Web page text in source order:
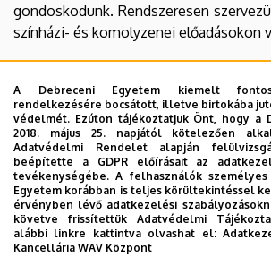
gondoskodunk. Rendszeresen
színházi- és komolyzenei előadásokon
Ösztöndíj, egyéb díjazás:
A szakkollégium a kiemelkedő
diákjai részvételét támogatja
nemzetközi konferenciákon.
Emellett számos szabadidős és
invitáljuk a hallgatókat: minden
veszünk részt, színház- és
látogatunk meg.
A Debreceni Egyetem kiemelt
rendelkezésére bocsátott, illetve birtokába
védelmét. Ezúton tájékoztatjuk Önt, hogy a
2018. május 25. napjától kötelezően
Adatvédelmi Rendelet alapján
beépítette a GDPR előírásait az
tevékenységébe. A felhasználók
Egyetem korábban is teljes körültekintéssel
érvényben lévő adatkezelési
követve frissítettük Adatvédelmi
alábbi linkre kattintva olvashat el:
Kancellária WAV Központ